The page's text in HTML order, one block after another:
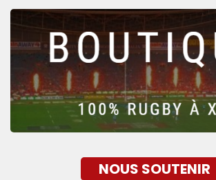
NOUS SOUTENIR